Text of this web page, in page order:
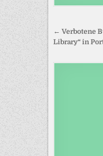
← Verbotene
Library“ in